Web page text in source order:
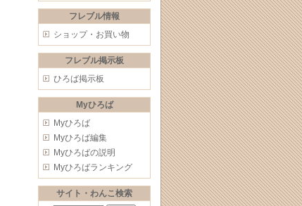
フレブル情報
ショップ・お買い物
フレブル掲示板
ひろば掲示板
Myひろば
Myひろば
Myひろば編集
Myひろばの説明
Myひろばランキング
サイト・わんこ検索